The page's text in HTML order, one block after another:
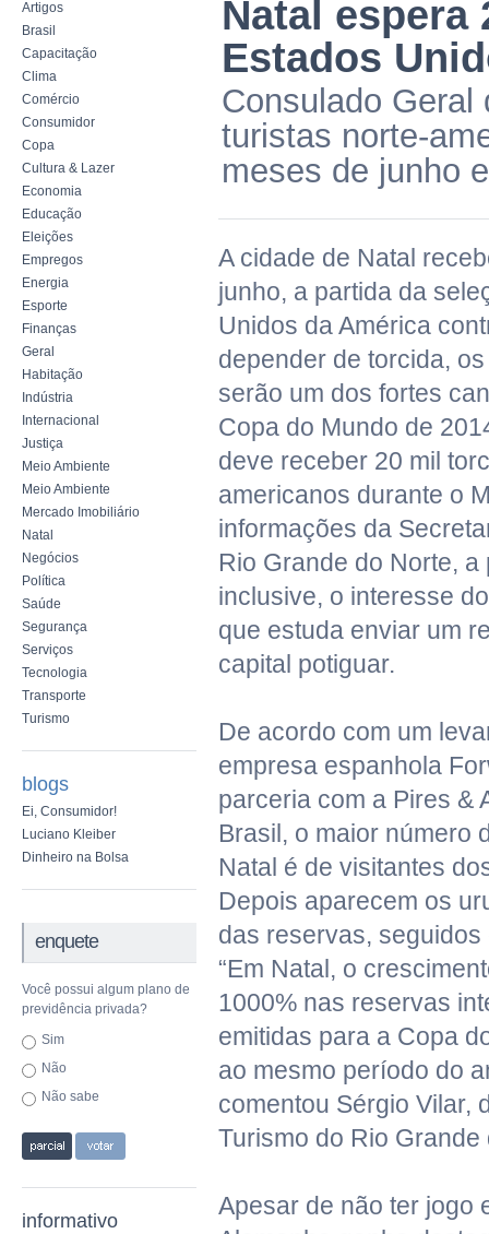
Artigos
Brasil
Capacitação
Clima
Comércio
Consumidor
Copa
Cultura & Lazer
Economia
Educação
Eleições
Empregos
Energia
Esporte
Finanças
Geral
Habitação
Indústria
Internacional
Justiça
Meio Ambiente
Meio Ambiente
Mercado Imobiliário
Natal
Negócios
Política
Saúde
Segurança
Serviços
Tecnologia
Transporte
Turismo
blogs
Ei, Consumidor!
Luciano Kleiber
Dinheiro na Bolsa
enquete
Você possui algum plano de
previdência privada?
Sim
Não
Não sabe
informativo
Natal
Estados
Consulado
turistas norte-
meses de junho
A cidade de Natal
junho, a partida da
Unidos da América
depender de torcida,
serão um dos fortes
Copa do Mundo de
deve receber 20 mil
americanos durante o
informações da
Rio Grande do Norte,
inclusive, o interesse
que estuda enviar um
capital potiguar.
De acordo com um
empresa espanhola
parceria com a Pires &
Brasil, o maior número
Natal é de visitantes
Depois aparecem os
das reservas, seguidos
“Em Natal, o
1000% nas reservas
emitidas para a Copa
ao mesmo período do
comentou Sérgio Vilar,
Turismo do Rio Grande
Apesar de não ter jogo